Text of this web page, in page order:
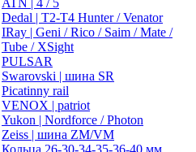
ATN | 4 / 5
Dedal | T2-T4 Hunter / Venator
IRay | Geni / Rico / Saim / Mate /
Tube / XSight
PULSAR
Swarovski | шина SR
Picatinny rail
VENOX | patriot
Yukon | Nordforce / Photon
Zeiss | шина ZM/VM
Кольца 26-30-34-35-36-40 мм